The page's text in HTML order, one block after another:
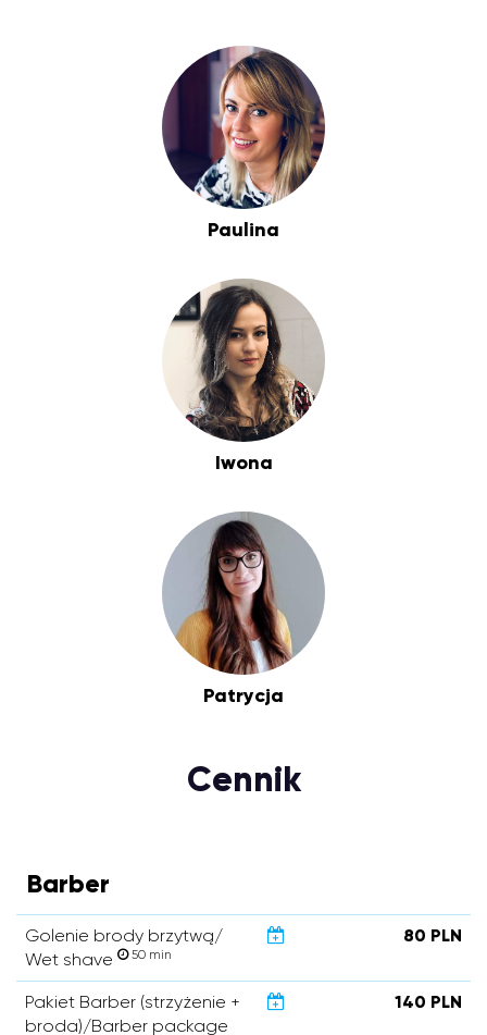
Paulina
Iwona
Patrycja
Cennik
Barber
Golenie brody brzytwą/
Wet shave
50 min
80 PLN
Pakiet Barber (strzyżenie +
broda)/Barber package
140 PLN